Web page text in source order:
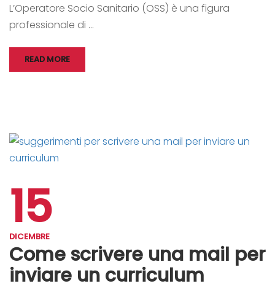
L’Operatore Socio Sanitario (OSS) è una figura
professionale di …
READ MORE
15
DICEMBRE
Come scrivere una mail per
inviare un curriculum